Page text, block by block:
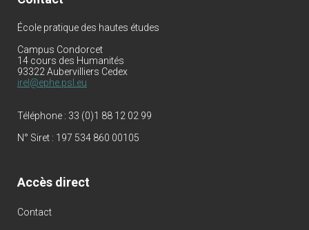
École pratique des hautes études
Campus Condorcet
14 cours des Humanités
93322 Aubervilliers Cedex
irel@ephe.psl.eu
Téléphone : 33 (0)1 88 12 02 99
N° Siret : 197 534 860 00105
Accès direct
Contact